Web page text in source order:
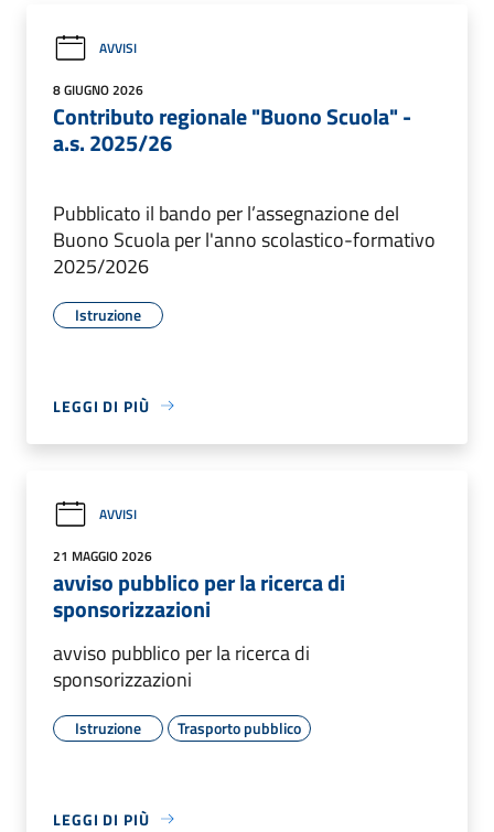
AVVISI
8 GIUGNO 2026
Contributo regionale "Buono Scuola" -
a.s. 2025/26
Pubblicato il bando per l’assegnazione del
Buono Scuola per l'anno scolastico-formativo
2025/2026
Istruzione
LEGGI DI PIÙ
AVVISI
21 MAGGIO 2026
avviso pubblico per la ricerca di
sponsorizzazioni
avviso pubblico per la ricerca di
sponsorizzazioni
Istruzione Trasporto pubblico
LEGGI DI PIÙ